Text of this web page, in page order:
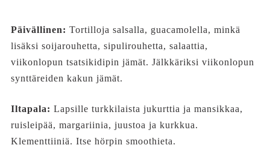
Päivällinen: Tortilloja salsalla, guacamolella, minkä
lisäksi soijarouhetta, sipulirouhetta, salaattia,
viikonlopun tsatsikidipin jämät. Jälkkäriksi viikonlopun
synttäreiden kakun jämät.
Iltapala: Lapsille turkkilaista jukurttia ja mansikkaa,
ruisleipää, margariinia, juustoa ja kurkkua.
Klementtiiniä. Itse hörpin smoothieta.